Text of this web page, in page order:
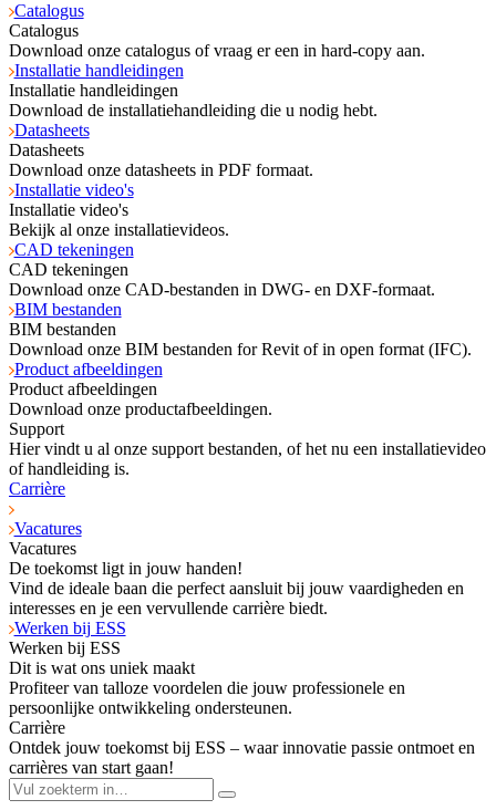
Catalogus
Catalogus
Download onze catalogus of vraag er een in hard-copy aan.
Installatie handleidingen
Installatie handleidingen
Download de installatiehandleiding die u nodig hebt.
Datasheets
Datasheets
Download onze datasheets in PDF formaat.
Installatie video's
Installatie video's
Bekijk al onze installatievideos.
CAD tekeningen
CAD tekeningen
Download onze CAD-bestanden in DWG- en DXF-formaat.
BIM bestanden
BIM bestanden
Download onze BIM bestanden for Revit of in open format (IFC).
Product afbeeldingen
Product afbeeldingen
Download onze productafbeeldingen.
Support
Hier vindt u al onze support bestanden, of het nu een installatievideo
of handleiding is.
Carrière
Vacatures
Vacatures
De toekomst ligt in jouw handen!
Vind de ideale baan die perfect aansluit bij jouw vaardigheden en
interesses en je een vervullende carrière biedt.
Werken bij ESS
Werken bij ESS
Dit is wat ons uniek maakt
Profiteer van talloze voordelen die jouw professionele en
persoonlijke ontwikkeling ondersteunen.
Carrière
Ontdek jouw toekomst bij ESS – waar innovatie passie ontmoet en
carrières van start gaan!